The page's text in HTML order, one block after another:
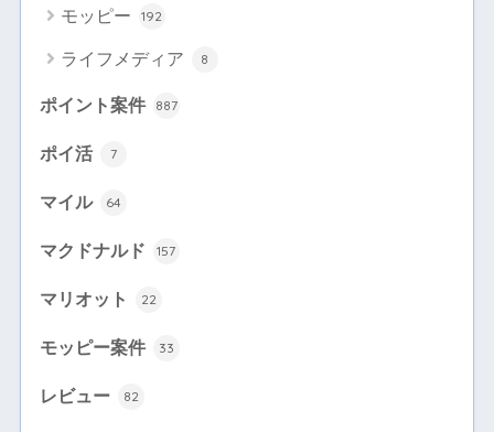
モッピー 192
ライフメディア 8
ポイント案件 887
ポイ活 7
マイル 64
マクドナルド 157
マリオット 22
モッピー案件 33
レビュー 82